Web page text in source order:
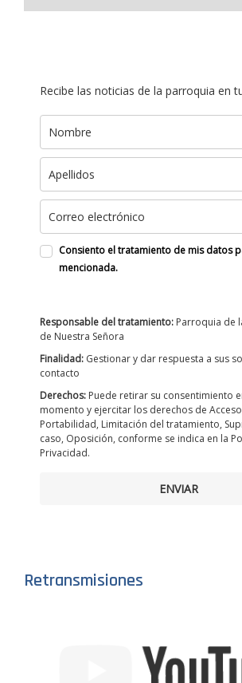
Recibe las noticias de la parroquia en
Consiento el tratamiento de mis datos
mencionada.
Responsable del tratamiento: Parroquia de
de Nuestra Señora
Finalidad: Gestionar y dar respuesta a sus
contacto
Derechos: Puede retirar su consentimiento
momento y ejercitar los derechos de
Portabilidad, Limitación del tratamiento,
caso, Oposición, conforme se indica en la
Privacidad.
ENVIAR
Retransmisiones